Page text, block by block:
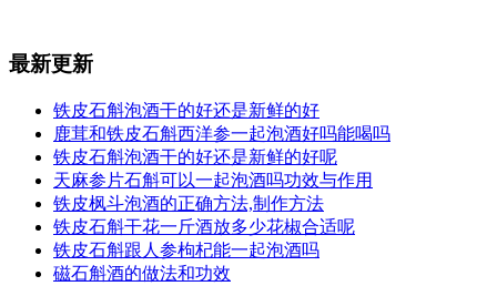
最新更新
铁皮石斛泡酒干的好还是新鲜的好
鹿茸和铁皮石斛西洋参一起泡酒好吗能喝吗
铁皮石斛泡酒干的好还是新鲜的好呢
天麻参片石斛可以一起泡酒吗功效与作用
铁皮枫斗泡酒的正确方法,制作方法
铁皮石斛干花一斤酒放多少花椒合适呢
铁皮石斛跟人参枸杞能一起泡酒吗
磁石斛酒的做法和功效